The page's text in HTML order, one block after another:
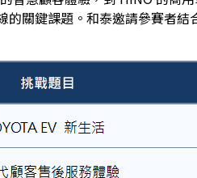
關鍵課題。和泰邀請參賽者